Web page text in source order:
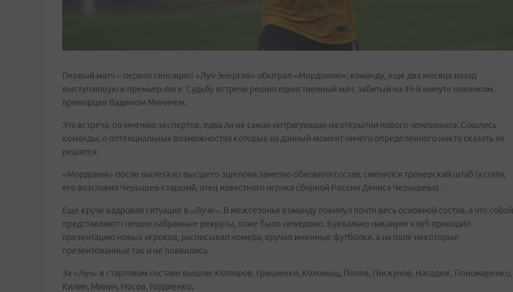
Первый матч – первая сенсация! «Луч-Энергия» обыграл «Мордовию», команду, еще два месяца назад
выступавшую в премьер-лиге. Судьбу встречи решил единственный мяч, забитый на 49-й минуте новичком
приморцев Вадимом Миничем.
Эта встреча, по мнению экспертов, едва ли не самая интригующая на открытии нового чемпионата. Сошлись
команды, о потенциальных возможностях которых на данный момент ничего определенного никто сказать не
решится.
«Мордовия» после вылета из высшего эшелона заметно обновила состав, сменился тренерский штаб (кстати,
его возглавил Черышев-старший, отец известного игрока сборной России Дениса Черышева).
Еще круче кадровая ситуация в «Луче». В межсезонье команду покинул почти весь основной состав, а что собой
представляют спешно набранные рекруты, тоже было неведомо. Буквально накануне клуб проводил
презентацию новых игроков, расписывал номера, вручал именные футболки, а на поле некоторые
презентованные так и не появились.
За «Луч» в стартовом составе вышли: Котляров, Грицаенко, Коломыц, Попов, Пискунов, Насадюк, Пономаренко,
Килин, Минич, Носов, Гордиенко.